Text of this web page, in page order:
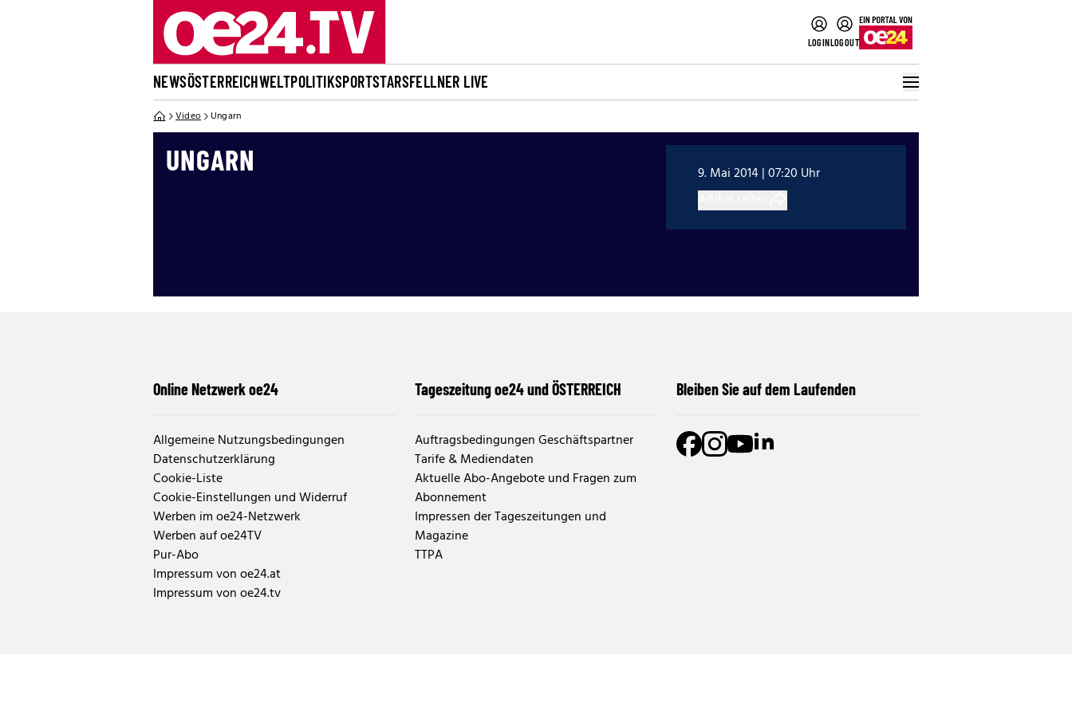
LOGINLOGOUT
NEWSÖSTERREICHWELTPOLITIKSPORTSTARSFELLNER LIVE
Video Ungarn
UNGARN
9. Mai 2014 | 07:20 Uhr
Online Netzwerk oe24
Allgemeine Nutzungsbedingungen
Datenschutzerklärung
Cookie-Liste
Cookie-Einstellungen und Widerruf
Werben im oe24-Netzwerk
Werben auf oe24TV
Pur-Abo
Impressum von oe24.at
Impressum von oe24.tv
Tageszeitung oe24 und ÖSTERREICH
Auftragsbedingungen Geschäftspartner
Tarife & Mediendaten
Aktuelle Abo-Angebote und Fragen zum
Abonnement
Impressen der Tageszeitungen und
Magazine
TTPA
Bleiben Sie auf dem Laufenden